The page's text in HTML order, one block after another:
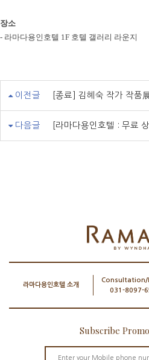
장소
- 라마다용인호텔 1F 호텔 갤러리 라운지
이전글 [종료] 김혜숙 작가 작품
다음글 [라마다용인호텔 : 무료
라마다용인호텔 소개
Consultation/
031-8097-
Subscribe